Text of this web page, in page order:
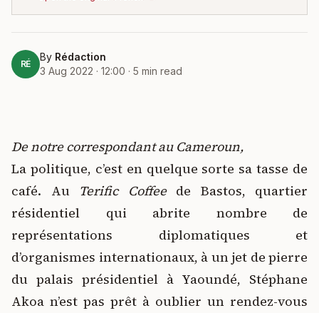
RÉ
By Rédaction
3 Aug 2022 · 12:00 · 5 min read
De notre correspondant au Cameroun,
La politique, c’est en quelque sorte sa tasse de
café. Au Terific Coffee de Bastos, quartier
résidentiel qui abrite nombre de
représentations diplomatiques et
d’organismes internationaux, à un jet de pierre
du palais présidentiel à Yaoundé, Stéphane
Akoa n’est pas prêt à oublier un rendez-vous